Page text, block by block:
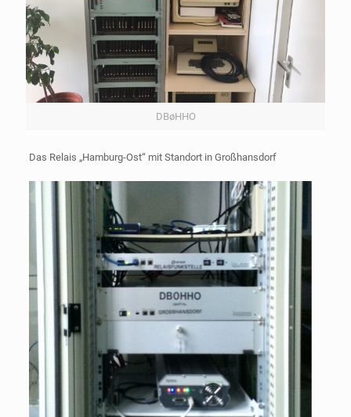
DBøHHO
Das Relais „Hamburg-Ost“ mit Standort in Großhansdorf